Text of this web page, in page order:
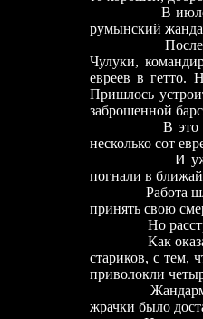
В июле 1941-
румынский
После первых
Чулуки,
евреев в гетто.
Пришлось
заброшенной
В это
несколько сот
И уже на
погнали в
Работа шла
принять свою
Но расстрел
Как
стариков, с тем,
приволокли
Жандармы еще
жрачки было